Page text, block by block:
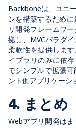
Backboneは、ユニ
ンを構築するため
リ開発フレームワ
拠し、MVCパラダ
柔軟性を提供しま
イブラリのみに依
でシンプルで拡張
ント側アプリケーシ
4. まとめ
Webアプリ開発は